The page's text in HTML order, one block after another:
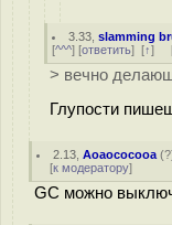
3.33 ,slamming
[^^^] [ответить] [↑]
> вечно
Глупости
2.13 ,Аоаососооа (?
[к модератору]
GC можно